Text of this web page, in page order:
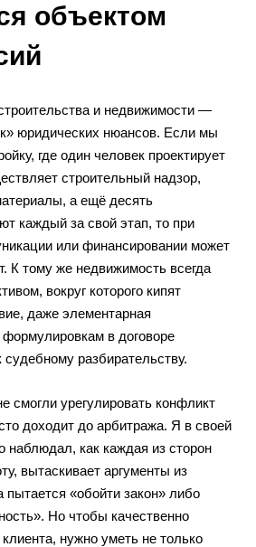
объектом
и недвижимости —
юридических нюансов. Если мы
где один человек проектирует
строительный надзор,
а ещё десять
каждый за свой этап, то при
или финансировании может
К тому же недвижимость всегда
вокруг которого кипят
даже элементарная
формулировкам в договоре
судебному разбирательству.
смогли урегулировать конфликт
доходит до арбитража. Я в своей
наблюдал, как каждая из сторон
вытаскивает аргументы из
пытается «обойти закон» либо
Но чтобы качественно
нужно уметь не только